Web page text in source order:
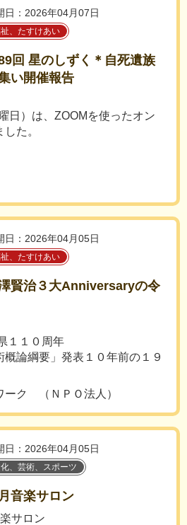
日：2026年04月07日
、たすけあい
回 星のしずく＊自死遺族
い開催報告
日）は、ZOOMを使ったオン
た。
日：2026年04月05日
、たすけあい
賢治３大Anniversaryの令
１１０周年
論綱要」発表１０年前の１９
ーク （ＮＰＯ法人）
日：2026年04月05日
、芸術、スポーツ
音楽サロン
サロン